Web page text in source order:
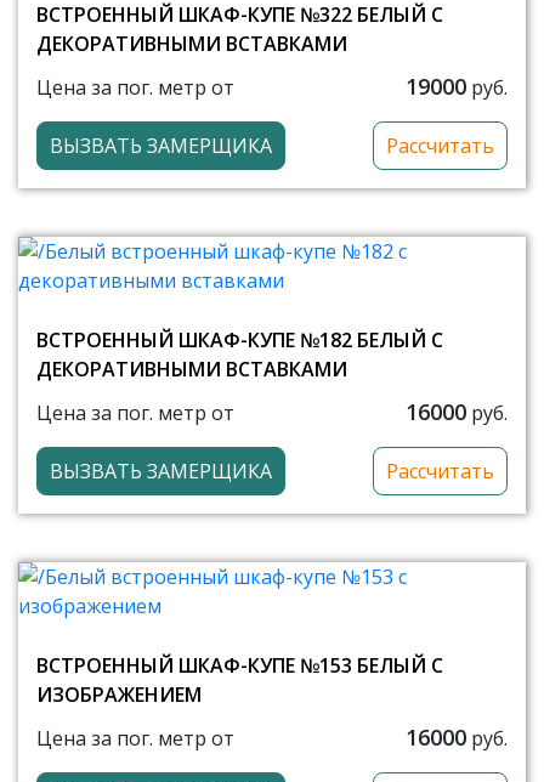
ВСТРОЕННЫЙ ШКАФ-КУПЕ №322 БЕЛЫЙ С
ДЕКОРАТИВНЫМИ ВСТАВКАМИ
Цена за пог. метр от
19000 руб.
ВЫЗВАТЬ ЗАМЕРЩИКА Рассчитать
ВСТРОЕННЫЙ ШКАФ-КУПЕ №182 БЕЛЫЙ С
ДЕКОРАТИВНЫМИ ВСТАВКАМИ
Цена за пог. метр от
16000 руб.
ВЫЗВАТЬ ЗАМЕРЩИКА Рассчитать
ВСТРОЕННЫЙ ШКАФ-КУПЕ №153 БЕЛЫЙ С
ИЗОБРАЖЕНИЕМ
Цена за пог. метр от
16000 руб.